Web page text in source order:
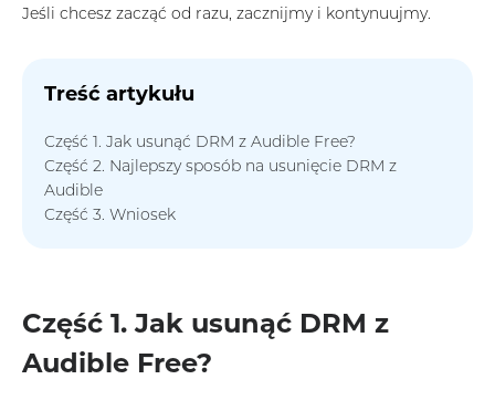
Jeśli chcesz zacząć od razu, zacznijmy i kontynuujmy.
Treść artykułu
Część 1. Jak usunąć DRM z Audible Free?
Część 2. Najlepszy sposób na usunięcie DRM z
Audible
Część 3. Wniosek
Część 1. Jak usunąć DRM z
Audible Free?